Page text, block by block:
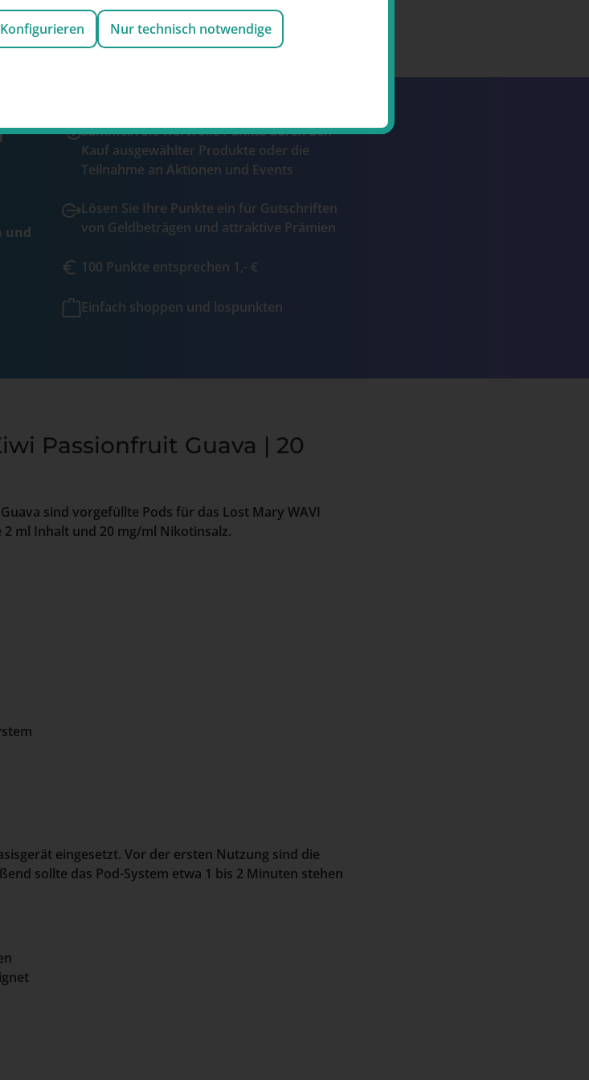
und
Sammeln Sie wertvolle Punkte durch den
Kauf ausgewählter Produkte oder die
Teilnahme an Aktionen und Events
Lösen Sie Ihre Punkte ein für Gutschriften
von Geldbeträgen und attraktive Prämien
100 Punkte entsprechen 1,- €
Einfach shoppen und lospunkten
Passionfruit Guava | 20
sind vorgefüllte Pods für das Lost Mary WAVI
2 ml Inhalt und 20 mg/ml Nikotinsalz.
eingesetzt. Vor der ersten Nutzung sind die
sollte das Pod-System etwa 1 bis 2 Minuten stehen
Konfigurieren Nur technisch notwendige